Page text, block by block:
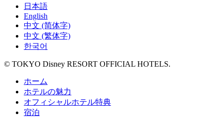
日本語
English
中文 (简体字)
中文 (繁体字)
한국어
© TOKYO Disney RESORT OFFICIAL HOTELS.
ホーム
ホテルの魅力
オフィシャルホテル特典
宿泊